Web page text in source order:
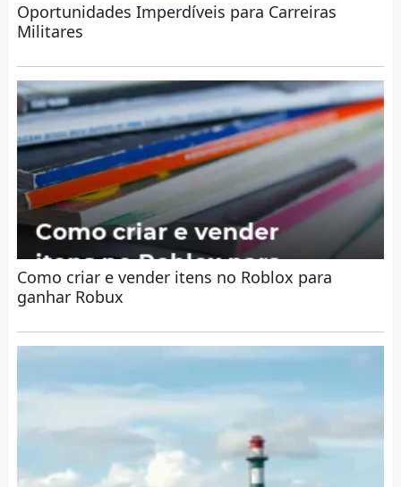
Oportunidades Imperdíveis para Carreiras
Militares
Como criar e vender itens no Roblox para
ganhar Robux